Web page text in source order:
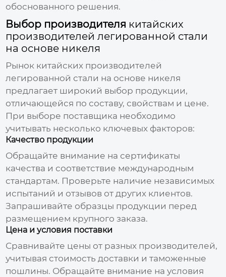
обоснованного решения.
Выбор производителя китайских
производителей легированной стали
на основе никеля
Рынок китайских производителей
легированной стали на основе никеля
предлагает широкий выбор продукции,
отличающейся по составу, свойствам и цене.
При выборе поставщика необходимо
учитывать несколько ключевых факторов:
Качество продукции
Обращайте внимание на сертификаты
качества и соответствие международным
стандартам. Проверьте наличие независимых
испытаний и отзывов от других клиентов.
Запрашивайте образцы продукции перед
размещением крупного заказа.
Цена и условия поставки
Сравнивайте цены от разных производителей,
учитывая стоимость доставки и таможенные
пошлины. Обращайте внимание на условия